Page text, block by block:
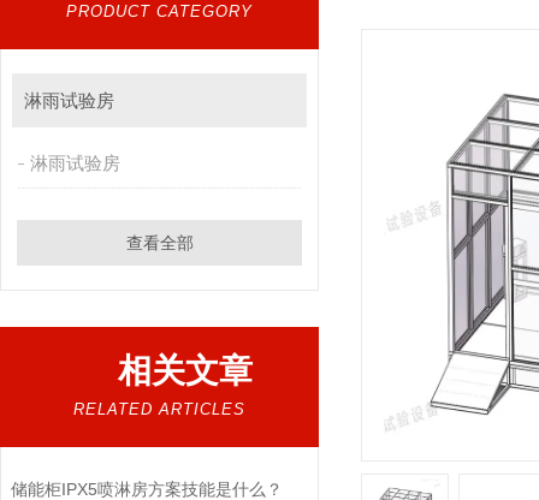
PRODUCT CATEGORY
淋雨试验房
淋雨试验房
查看全部
相关文章
RELATED ARTICLES
储能柜IPX5喷淋房方案技能是什么？